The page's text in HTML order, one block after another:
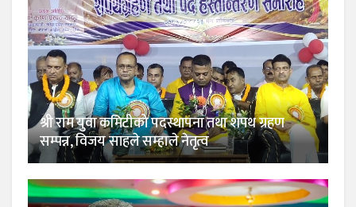
श्री राम युवा कमिटीको पदस्थापना तथा शपथ ग्रहण
सम्पन्न, विजय साहले सम्हाले नेतृत्व